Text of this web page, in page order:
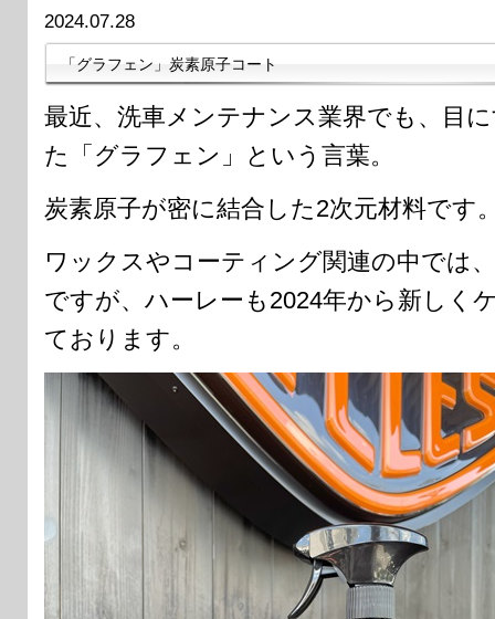
2024.07.28
「グラフェン」炭素原子コート
最近、洗車メンテナンス業界でも、目
た「グラフェン」という言葉。
炭素原子が密に結合した2次元材料です
ワックスやコーティング関連の中では
ですが、ハーレーも2024年から新しく
ております。